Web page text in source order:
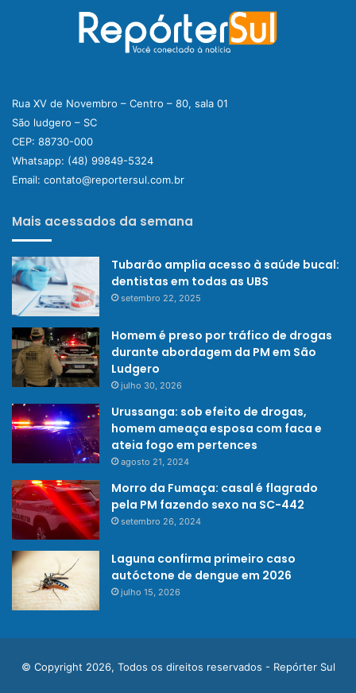
Rua XV de Novembro – Centro – 80, sala 01
São ludgero – SC
CEP: 88730-000
Whatsapp: (48) 99849-5324
Email: contato@reportersul.com.br
Mais acessados da semana
Tubarão amplia acesso à saúde bucal:
dentistas em todas as UBS
setembro 22, 2025
Homem é preso por tráfico de drogas
durante abordagem da PM em São
Ludgero
julho 30, 2026
Urussanga: sob efeito de drogas,
homem ameaça esposa com faca e
ateia fogo em pertences
agosto 21, 2024
Morro da Fumaça: casal é flagrado
pela PM fazendo sexo na SC-442
setembro 26, 2024
Laguna confirma primeiro caso
autóctone de dengue em 2026
julho 15, 2026
© Copyright 2026, Todos os direitos reservados - Repórter Sul